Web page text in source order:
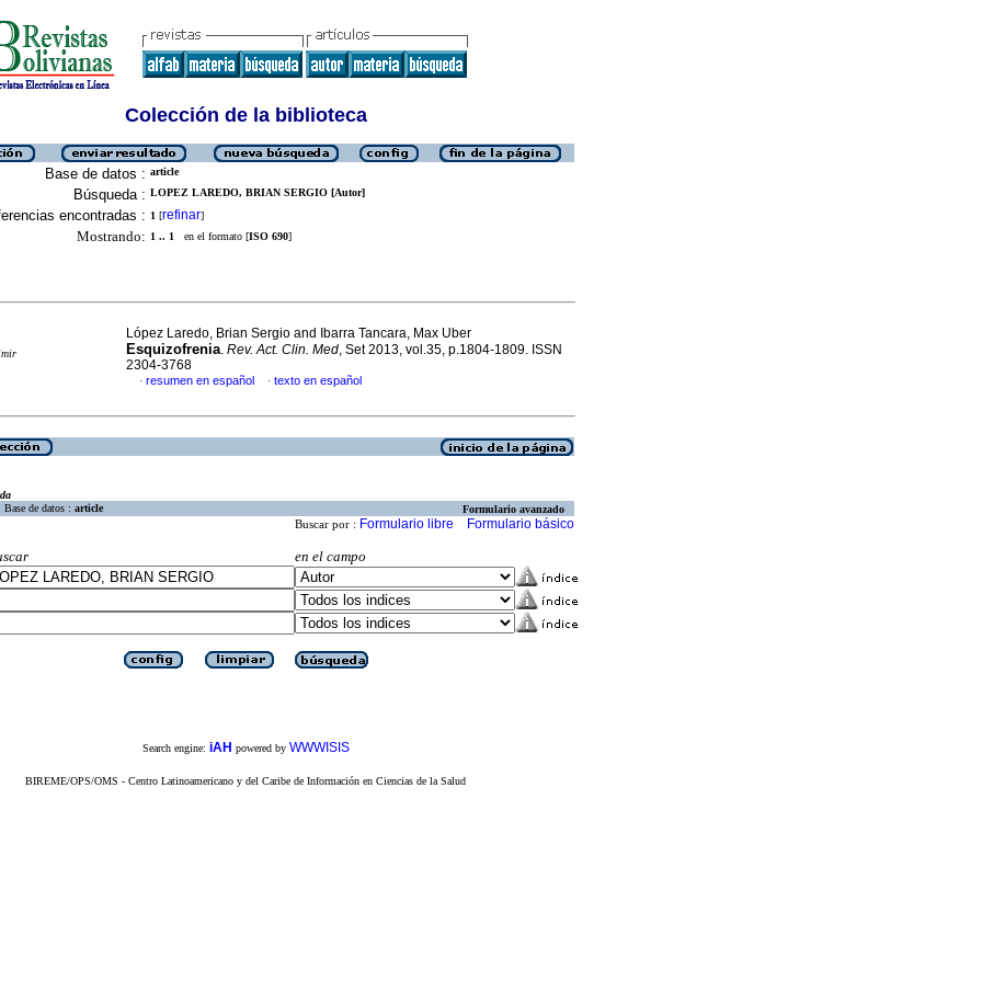
Colección de la biblioteca
Base de datos : article
Búsqueda : LOPEZ LAREDO, BRIAN SERGIO [Autor]
encontradas : 1 [refinar]
Mostrando: 1 .. 1 en el formato [ISO 690]
López Laredo, Brian Sergio and Ibarra Tancara, Max Uber
Esquizofrenia. Rev. Act. Clin. Med, Set 2013, vol.35, p.1804-1809. ISSN
2304-3768
· resumen en español · texto en español
Base de datos : article Formulario avanzado
Buscar por : Formulario libre Formulario básico
en el campo
Search engine: iAH powered by WWWISIS
BIREME/OPS/OMS - Centro Latinoamericano y del Caribe de Información en Ciencias de la Salud